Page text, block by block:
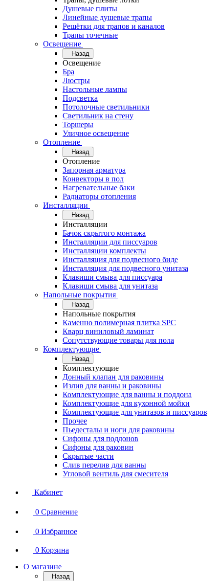
Душевые плиты
Линейные душевые трапы
Решётки для трапов и каналов
Трапы точечные
Освещение
Назад
Освещение
Бра
Люстры
Настольные лампы
Подсветка
Потолочные светильники
Светильник на стену
Торшеры
Уличное освещение
Отопление
Назад
Отопление
Запорная арматура
Конвекторы в пол
Нагревательные баки
Радиаторы отопления
Инсталляции
Назад
Инсталляции
Бачок скрытого монтажа
Инсталляции для писсуаров
Инсталляции комплекты
Инсталляция для подвесного биде
Инсталляция для подвесного унитаза
Клавиши смыва для писсуара
Клавиши смыва для унитаза
Напольные покрытия
Назад
Напольные покрытия
Каменно полимерная плитка SPC
Кварц виниловый ламинат
Сопутствующие товары для пола
Комплектующие
Назад
Комплектующие
Донный клапан для раковины
Излив для ванны и раковины
Комплектующие для ванны и поддона
Комплектующие для кухонной мойки
Комплектующие для унитазов и писсуаров
Прочее
Пьедесталы и ноги для раковины
Сифоны для поддонов
Сифоны для раковин
Скрытые части
Слив перелив для ванны
Угловой вентиль для смесителя
Кабинет
0 Сравнение
0 Избранное
0 Корзина
О магазине
Назад